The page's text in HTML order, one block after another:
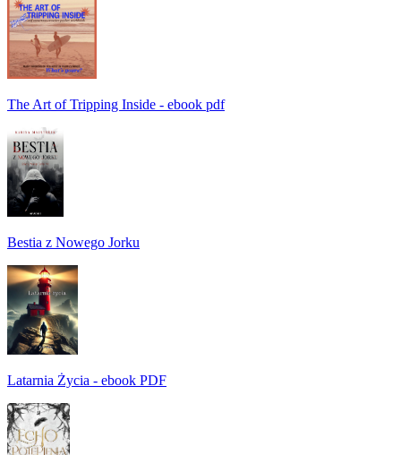
The Art of Tripping Inside - ebook pdf
Bestia z Nowego Jorku
Latarnia Życia - ebook PDF